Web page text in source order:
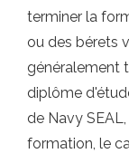
terminer la
ou des bérets
généralement
diplôme
de Navy
formation, le